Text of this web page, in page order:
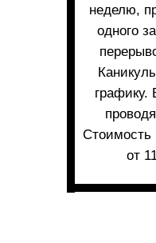
неделю,
одного
графику.
Стоимость
от